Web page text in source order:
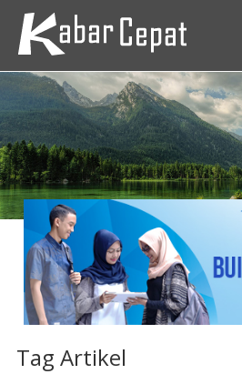
Tag Artikel